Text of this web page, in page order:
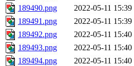
189490.png
2022-05-11 15:39
189491.png
2022-05-11 15:39
189492.png
2022-05-11 15:40
189493.png
2022-05-11 15:40
189494.png
2022-05-11 15:40